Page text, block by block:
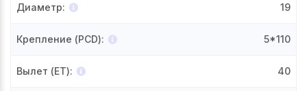
Диаметр: 19
Крепление (PCD): 5*110
Вылет (ET): 40